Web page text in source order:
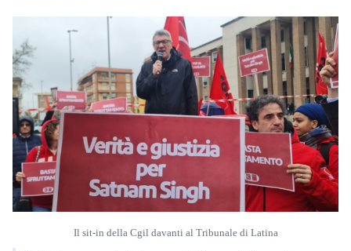
Il sit-in della Cgil davanti al Tribunale di Latina